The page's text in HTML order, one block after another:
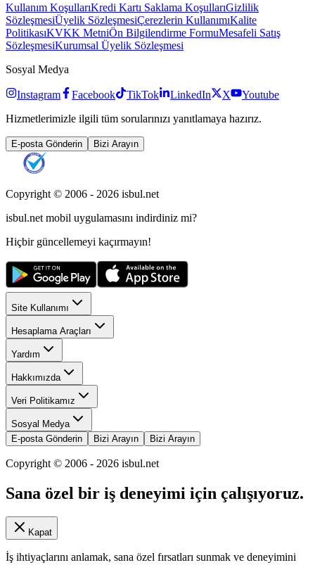
Kullanım KoşullarıKredi Kartı Saklama KoşullarıGizlilik
SözleşmesiÜyelik SözleşmesiÇerezlerin KullanımıKalite
PolitikasıKVKK MetniÖn Bilgilendirme FormuMesafeli Satış
SözleşmesiKurumsal Üyelik Sözleşmesi
Sosyal Medya
Instagram Facebook TikTok LinkedIn X
Youtube
Hizmetlerimizle ilgili tüm sorularınızı yanıtlamaya hazırız.
E-posta Gönderin Bizi Arayın
Copyright © 2006 - 2026 isbul.net
isbul.net mobil uygulamasını indirdiniz mi?
Hiçbir güncellemeyi kaçırmayın!
Site Kullanımı
Hesaplama Araçları
Yardım
Hakkımızda
Veri Politikamız
Sosyal Medya
E-posta Gönderin
Bizi Arayın Bizi Arayın
Copyright © 2006 - 2026 isbul.net
Sana özel bir iş deneyimi için çalışıyoruz.
Kapat
İş ihtiyaçlarını anlamak, sana özel fırsatları sunmak ve deneyimini